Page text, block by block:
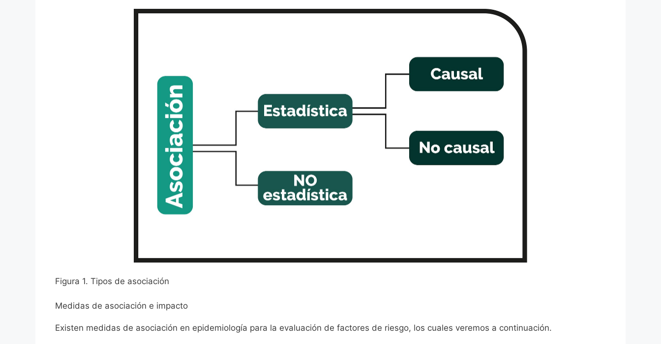
Figura 1. Tipos de asociación
Medidas de asociación e impacto
Existen medidas de asociación en epidemiología para la evaluación de factores de riesgo, los cuales veremos a continuación.